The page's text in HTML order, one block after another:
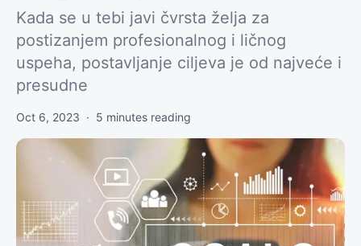
Kada se u tebi javi čvrsta želja za
postizanjem profesionalnog i ličnog
uspeha, postavljanje ciljeva je od najveće i
presudne
Oct 6, 2023 · 5 minutes reading